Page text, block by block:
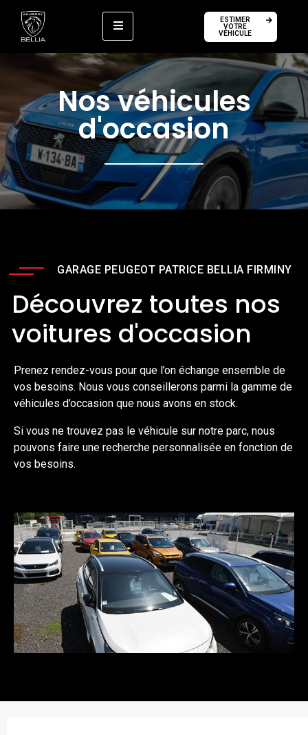
ESTIMER
VOTRE
VÉHICULE
Nos véhicules
d'occasion
GARAGE PEUGEOT PATRICE BELLIA FIRMINY
Découvrez toutes nos
voitures d'occasion
Prenez rendez-vous pour que l’on échange ensemble de
vos besoins. Nous vous conseillerons parmi la gamme de
véhicules d’occasion que nous avons en stock.
Si vous ne trouvez pas le véhicule sur notre parc, nous
pouvons faire une recherche personnalisée en fonction de
vos besoins.